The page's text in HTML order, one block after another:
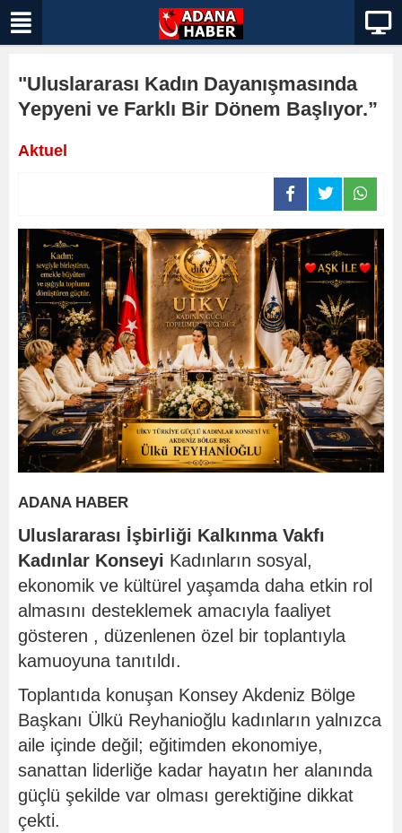
"Uluslararası Kadın Dayanışmasında
Yepyeni ve Farklı Bir Dönem Başlıyor.”
Aktuel
ADANA HABER
Uluslararası İşbirliği Kalkınma Vakfı
Kadınlar Konseyi Kadınların sosyal,
ekonomik ve kültürel yaşamda daha etkin rol
almasını desteklemek amacıyla faaliyet
gösteren , düzenlenen özel bir toplantıyla
kamuoyuna tanıtıldı.
Toplantıda konuşan Konsey Akdeniz Bölge
Başkanı Ülkü Reyhanioğlu kadınların yalnızca
aile içinde değil; eğitimden ekonomiye,
sanattan liderliğe kadar hayatın her alanında
güçlü şekilde var olması gerektiğine dikkat
çekti.